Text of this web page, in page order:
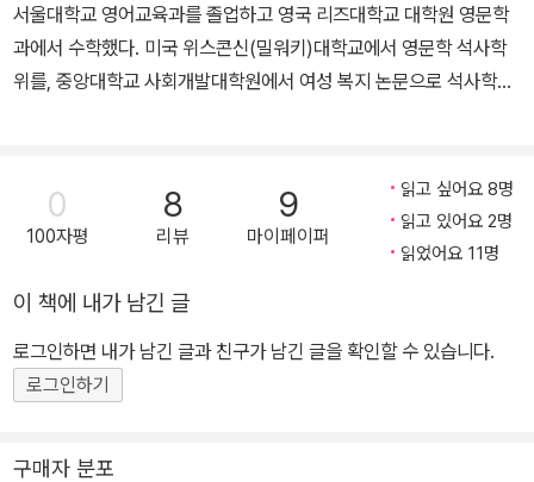
<피천득 평전> 등을 비롯해 <바람개비는 즐겁다>(산문집), 『마음
비석에 새긴 노래』(시집), <잡문집: 함부로 내던진 돌멩이들> 등이
있고, 번역서로 <포스트모더니즘>, <현대문학이론> 등 다수가 있다.
했다. 현재 문학비평가, 국제PEN한국본부 번역원장, 금아피천득선
생기념사업회 회장, 중앙대학교 명예교수로 있다.
서울대학교 영어교육과를 졸업하고 영국 리즈대학교 대학원 영문학
과에서 수학했다. 미국 위스콘신(밀워키)대학교에서 영문학 석사학
위를, 중앙대학교 사회개발대학원에서 여성 복지 논문으로 석사학위
『신의 화살』, 『더 이상 평안은 없다』, 『내 인생, 단 하나뿐인 이야기』,
『브루스터플레이스의 여자들』, 『행동하는 페미니즘』 등이 있다.
0
100자평
8
리뷰
9
마이페이퍼
읽고 싶어요 8명
읽고 있어요 2명
읽었어요 11명
이 책에 내가 남긴 글
로그인하면 내가 남긴 글과 친구가 남긴 글을 확인할 수 있습니다.
로그인하기
구매자 분포